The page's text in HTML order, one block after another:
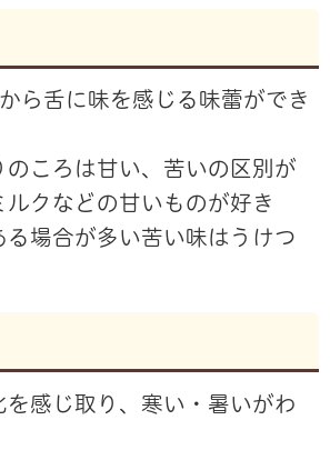
ら舌に味を感じる味蕾ができ
のころは甘い、苦いの区別が
ルクなどの甘いものが好き
る場合が多い苦い味はうけつ
を感じ取り、寒い・暑いがわ